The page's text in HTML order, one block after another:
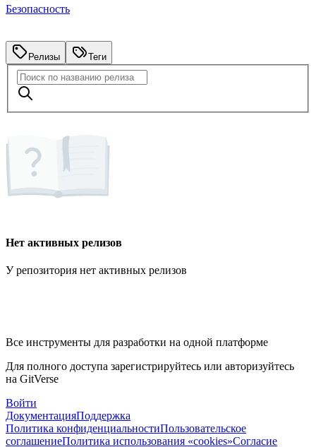
Безопасность
Релизы Теги
Нет активных релизов
У репозитория нет активных релизов
Все инструменты для разработки на одной платформе
Для полного доступа зарегистрируйтесь или авторизуйтесь
на GitVerse
Войти
ДокументацияПоддержка
Политика конфиденциальностиПользовательское
соглашениеПолитика использования «cookies»Согласие